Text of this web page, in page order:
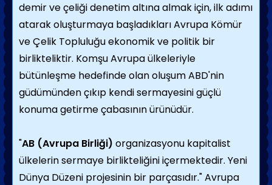
demir ve çeliği denetim altına almak için, ilk adımı
atarak oluşturmaya başladıkları Avrupa Kömür
ve Çelik Topluluğu ekonomik ve politik bir
birlikteliktir. Komşu Avrupa ülkeleriyle
bütünleşme hedefinde olan oluşum ABD'nin
güdümünden çıkıp kendi sermayesini güçlü
konuma getirme çabasının ürünüdür.
"AB (Avrupa Birliği) organizasyonu kapitalist
ülkelerin sermaye birlikteliğini içermektedir. Yeni
Dünya Düzeni projesinin bir parçasıdır." Avrupa